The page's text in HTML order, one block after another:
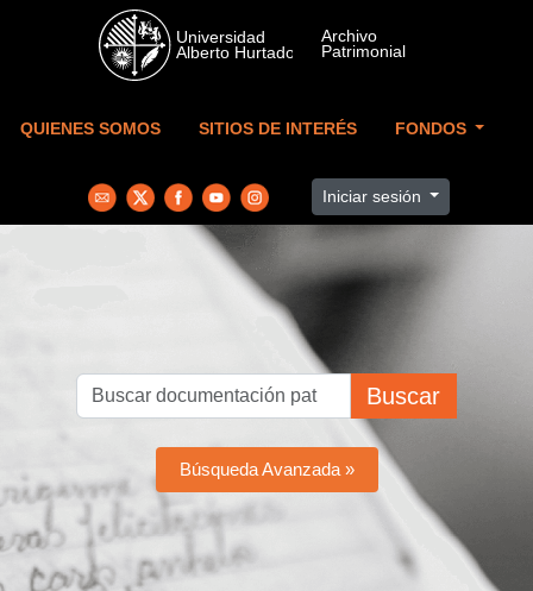
Skip to main content
QUIENES SOMOS SITIOS DE INTERÉS FONDOS
Iniciar sesión
Buscar
Búsqueda Avanzada »